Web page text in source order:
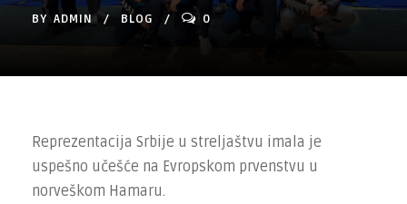
BY ADMIN BLOG 0
Reprezentacija Srbije u streljaštvu imala je
uspešno učešće na Evropskom prvenstvu u
norveškom Hamaru.